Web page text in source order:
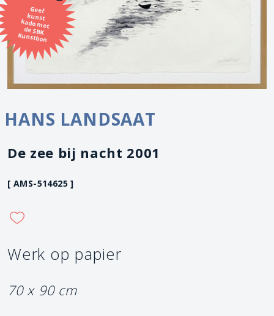
Geef
kunst
kado met
de SBK
Kunstbon
HANS LANDSAAT
De zee bij nacht 2001
[ AMS-514625 ]
Werk op papier
70 x 90 cm